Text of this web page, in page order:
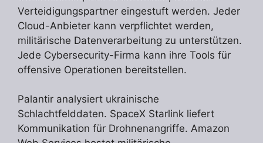
Verteidigungspartner eingestuft werden. Jeder
Cloud-Anbieter kann verpflichtet werden,
militärische Datenverarbeitung zu unterstützen.
Jede Cybersecurity-Firma kann ihre Tools für
offensive Operationen bereitstellen.
Palantir analysiert ukrainische
Schlachtfelddaten. SpaceX Starlink liefert
Kommunikation für Drohnenangriffe. Amazon